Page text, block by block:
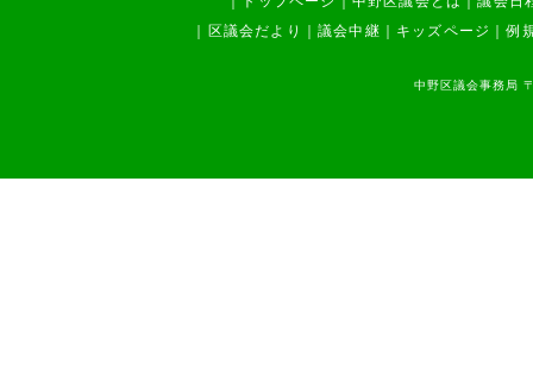
区議会だより ｜議会中継 キッズページ ｜例
中野区議会事務局